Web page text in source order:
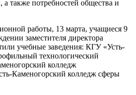
также потребностей общества и
работы, 13 марта, учащиеся 9
заместителя директора
учебные заведения: КГУ «Усть-
технологический
колледж
Каменогорский колледж сферы